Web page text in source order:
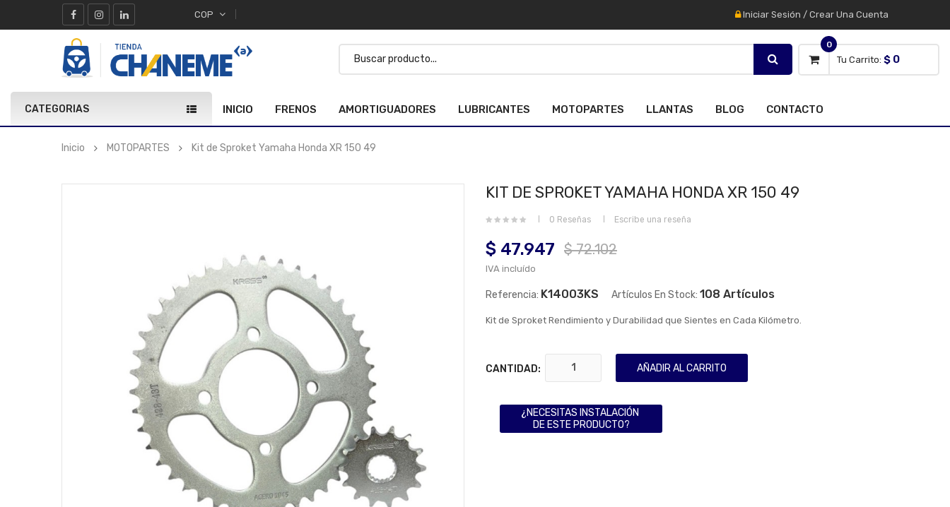
COP Iniciar Sesión / Crear Una Cuenta
Tu Carrito:
0
$ 0
CATEGORIAS INICIO FRENOS AMORTIGUADORES LUBRICANTES MOTOPARTES LLANTAS BLOG CONTACTO
Inicio MOTOPARTES Kit de Sproket Yamaha Honda XR 150 49
KIT DE SPROKET YAMAHA HONDA XR 150 49
0 Reseñas Escribe una reseña
$ 47.947 $ 72.102
IVA incluído
Referencia: K14003KS Artículos En Stock: 108 Artículos
Kit de Sproket Rendimiento y Durabilidad que Sientes en Cada Kilómetro.
CANTIDAD: AÑADIR AL CARRITO
¿NECESITAS INSTALACIÓN
DE ESTE PRODUCTO?